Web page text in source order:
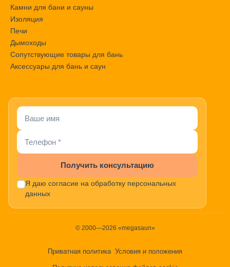
Камни для бани и сауны
Изоляция
Печи
Дымоходы
Сопутствующие товары для бань
Аксессуары для бань и саун
Получить консультацию
Я даю согласие на обработку персональных
данных
© 2000—2026 «megasaun»
Приватная политика Условия и положения